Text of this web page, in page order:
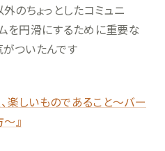
外のちょっとしたコミュニ
を円滑にするために重要な
ついたんです
楽しいものであること～バー
』